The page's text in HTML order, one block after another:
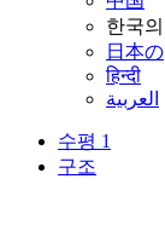
한국의
日本の
हिन्दी
العربية
수평 1
구조